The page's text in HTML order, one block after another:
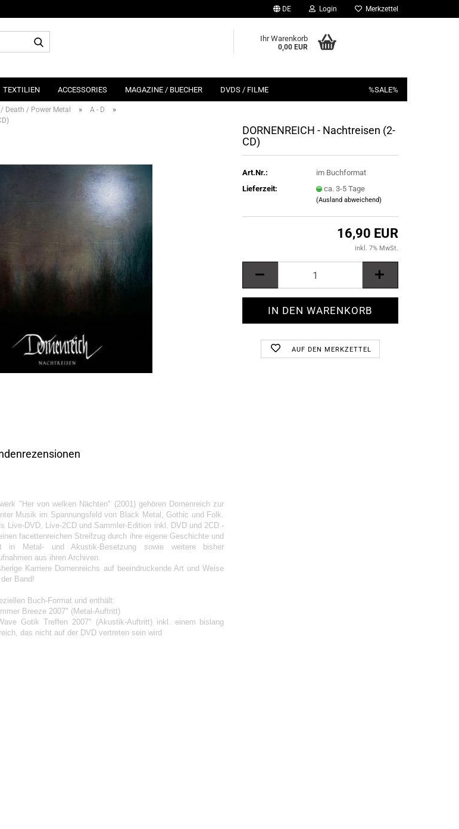
DE Login Merkzettel
Ihr Warenkorb
0,00 EUR
TEXTILIEN ACCESSORIES MAGAZINE / BUECHER DVDS / FILME %SALE%
/ Death / Power Metal » A - D »
DORNENREICH - Nachtreisen (2-
CD)
Art.Nr.:
im Buchformat
Lieferzeit:
ca. 3-5 Tage
(Ausland abweichend)
16,90 EUR
inkl. 7% MwSt.
AUF DEN MERKZETTEL
"Her von welken Nächten" (2001) gehören Dornenreich zur
Musik im Spannungsfeld von Black Metal, Gothic und Folk.
Live-DVD, Live-2CD und Sammler-Edition inkl. DVD und 2CD -
facettenreichen Streifzug durch ihre eigene Geschichte und
in Metal- und Akustik-Besetzung sowie weitere bisher
aus ihren Archiven.
Karriere Dornenreichs auf beeindruckende Art und Weise
Band!
Buch-Format und enthält:
Breeze 2007" (Metal-Auftritt)
Gotik Treffen 2007" (Akustik-Auftritt) inkl. einem bislang
das nicht auf der DVD vertreten sein wird